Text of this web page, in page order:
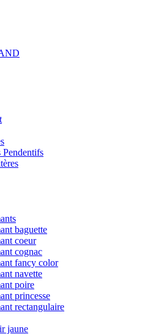
Pendentifs
baguette
coeur
cognac
fancy color
navette
poire
princesse
rectangulaire
jaune